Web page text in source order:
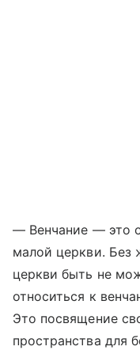
— Венчание — это
малой церкви. Без
церкви быть не
относиться к
Это посвящение
пространства для